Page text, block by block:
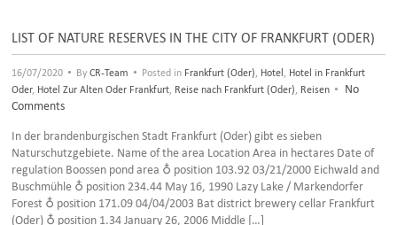
LIST OF NATURE RESERVES IN THE CITY OF FRANKFURT (ODER)
16/07/2020 • ByCR-Team • Posted in Frankfurt (Oder) Hotel
Hotel in Frankfurt
Oder, Hotel Zur Alten Oder Frankfurt Reise nach Frankfurt (Oder) Reisen •
No
Comments
In der brandenburgischen Stadt Frankfurt (Oder) gibt es sieben
Naturschutzgebiete. Name of the area Location Area in hectares Date of
regulation Boossen pond area ♁ position 103.92 03/21/2000 Eichwald and
Buschmühle ♁ position 234.44 May 16, 1990 Lazy Lake / Markendorfer
Forest ♁ position 171.09 04/04/2003 Bat district brewery cellar Frankfurt
(Oder) ♁ position 1.34 January 26, 2006 Middle […]